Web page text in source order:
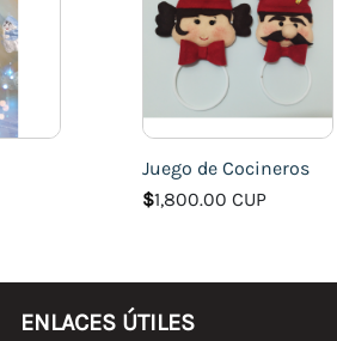
Juego de Cocineros
$1,800.00 CUP
ENLACES ÚTILES